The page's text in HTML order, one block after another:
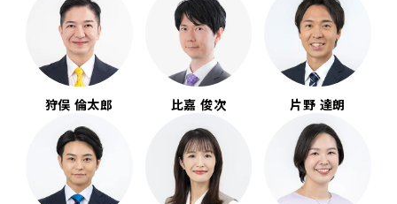
狩俣 倫太郎 比嘉 俊次 片野 達朗